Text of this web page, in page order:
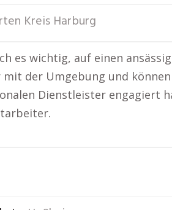
Kreis Harburg
es wichtig, auf einen
der Umgebung und
Dienstleister engagiert